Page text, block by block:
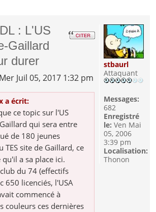
: L'US
Gaillard
durer
Juil 05, 2017 1:32 pm
a écrit:
ce topic sur l'US
qui sera entre
de 180 jeunes
TES site de Gaillard, ce
a sa place ici.
du 74 (effectifs
650 licenciés, l'USA
commencé à
couleurs ces dernières
stbaurl
Attaquant
Messages:
682
Enregistré
le: Ven Mai
05, 2006
3:39 pm
Localisation:
Thonon